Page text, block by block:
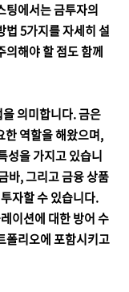
팅에서는 금투자의
법 5가지를 자세히 설
의해야 할 점도 함께
의미합니다. 금은
한 역할을 해왔으며,
성을 가지고 있습니
바, 그리고 금융 상품
자할 수 있습니다.
이션에 대한 방어 수
폴리오에 포함시키고